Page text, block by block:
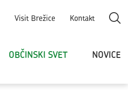
Visit Brežice Kontakt
OBČINSKI SVET NOVICE